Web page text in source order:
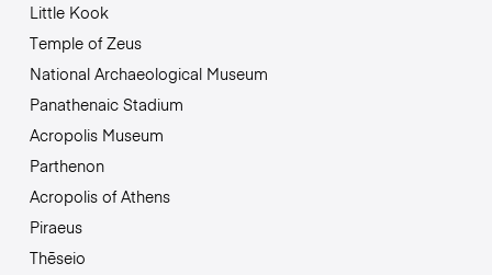
Little Kook
Temple of Zeus
National Archaeological Museum
Panathenaic Stadium
Acropolis Museum
Parthenon
Acropolis of Athens
Piraeus
Thēseio